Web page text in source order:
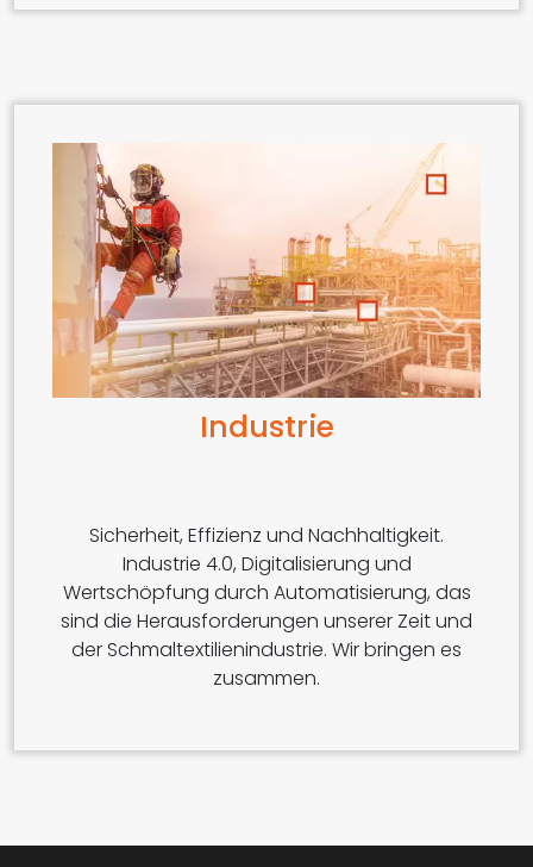
Industrie
Sicherheit, Effizienz und Nachhaltigkeit.
Industrie 4.0, Digitalisierung und
Wertschöpfung durch Automatisierung, das
sind die Herausforderungen unserer Zeit und
der Schmaltextilienindustrie. Wir bringen es
zusammen.